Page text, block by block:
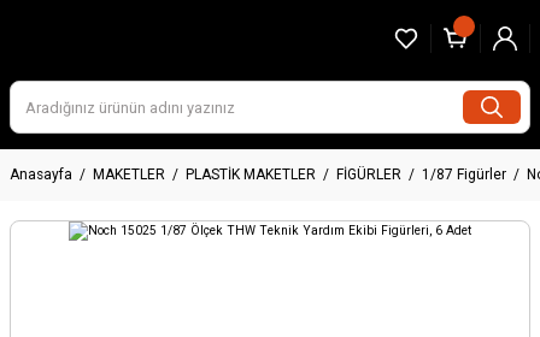
Anasayfa MAKETLER PLASTİK MAKETLER FİGÜRLER 1/87 Figürler